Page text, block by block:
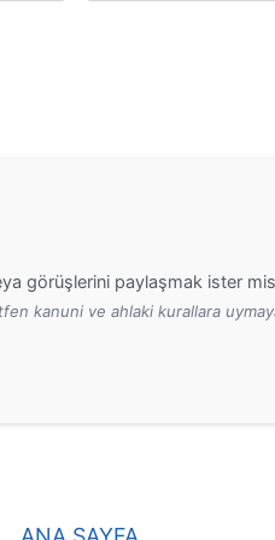
görüşlerini paylaşmak ister
kanuni ve ahlaki kurallara